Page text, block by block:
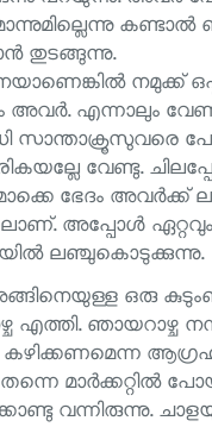
തുടങ്ങുന്നു.
നമുക്ക്
അവർ. എന്നാലും
സാന്താക്രൂസുവരെ
വേണ്ടു.
ഭേദം അവർക്ക്
അപ്പോൾ ഏറ്റവും
ലഞ്ചുകൊടുക്കുന്നു.
ഒരു
എത്തി. ഞായറാഴ്ച
മാർക്കറ്റിൽ
വന്നിരുന്നു.